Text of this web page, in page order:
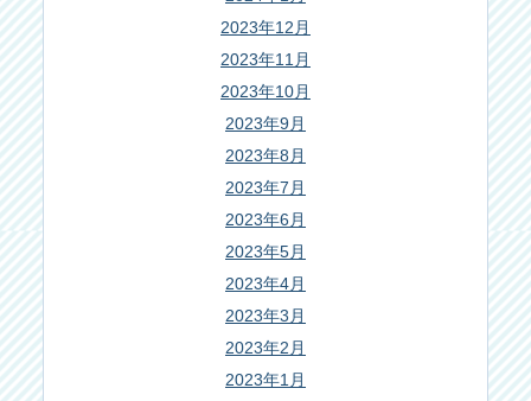
2023年12月
2023年11月
2023年10月
2023年9月
2023年8月
2023年7月
2023年6月
2023年5月
2023年4月
2023年3月
2023年2月
2023年1月